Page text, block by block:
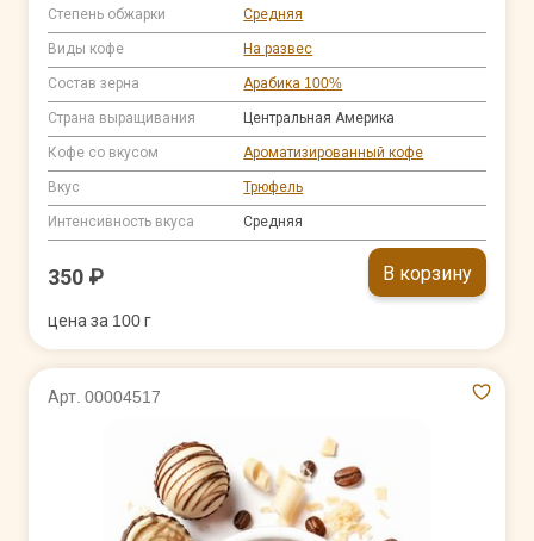
Степень обжарки Средняя
Виды кофе На развес
Состав зерна Арабика 100%
Страна выращивания Центральная Америка
Кофе со вкусом Ароматизированный кофе
Вкус Трюфель
Интенсивность вкуса Средняя
350 ₽ В корзину
цена за 100 г
Арт. 00004517